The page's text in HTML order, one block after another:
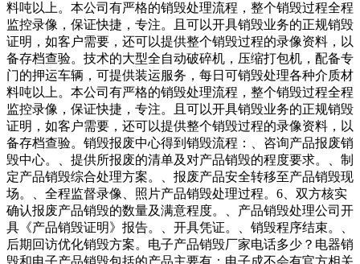
料吨以上。本公司有严格的销毁处理流程，整个销毁过程全程
监控录像，保证快捷，专注。且可以开具销毁业务的正规销毁
证明，如客户需要，还可以提供整个销毁过程的录像资料，以
备存档查验。技术的大型全自动破碎机，压缩打包机，配备专
门的押运车辆，可提供装运服务，每日可销毁处理各种介质材
料吨以上。本公司有严格的销毁处理流程，整个销毁过程全程
监控录像，保证快捷，专注。且可以开具销毁业务的正规销毁
证明，如客户需要，还可以提供整个销毁过程的录像资料，以
备存档查验。销毁报废中心得到销毁流程：、咨询产品报废销
毁中心。、提供所报废的清单及对产品销毁的程度要求。、制
定产品销毁综合处理方案。、报废产品安全转移至产品销毁现
场。、全程监督录像、照片产品销毁处理过程。6、双方核实
确认报废产品销毁的数量及满意程度。、产品销毁处理公司开
具《产品销毁证明》报告。、开具凭证。、销毁程序结束。、
后期回访优化销毁方案。电子产品销毁厂家电话多少？电器销